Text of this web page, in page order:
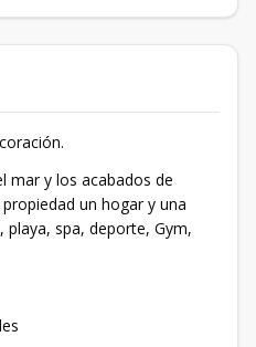
mar y los acabados de
un hogar y una
playa, spa, deporte, Gym,